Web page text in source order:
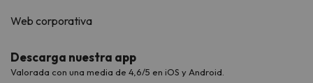
Web corporativa
Descarga nuestra app
Valorada con una media de 4,6/5 en iOS y Android.